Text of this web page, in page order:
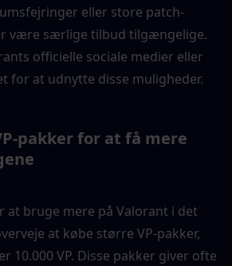
eller store patch-
være særlige tilbud tilgængelige.
officielle sociale medier eller
for at udnytte disse muligheder.
pakker for at få mere
at bruge mere på Valorant i det
at købe større VP-pakker,
10.000 VP. Disse pakker giver ofte